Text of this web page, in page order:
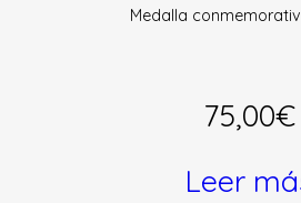
Medalla
75,00€
Leer